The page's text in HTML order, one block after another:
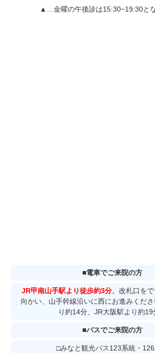
ご迷惑をお掛け致しますが、ご理解のほど
▲…金曜の午後診は15:30~19:30とな
■電車でご来院の方
JR甲南山手駅より徒歩約3分。改札口を
向かい、山手幹線沿いに西にお進みくだ
り約14分、JR大阪駅より約19
■バスでご来院の方
□みなと観光バス123系統・